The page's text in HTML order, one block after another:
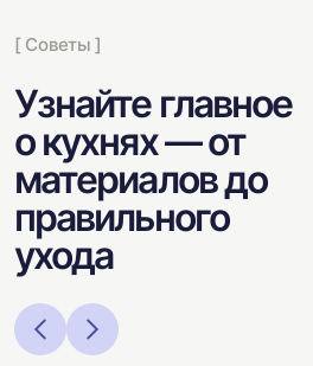
[ Советы ]
Узнайте главное
о кухнях — от
материалов до
правильного
ухода